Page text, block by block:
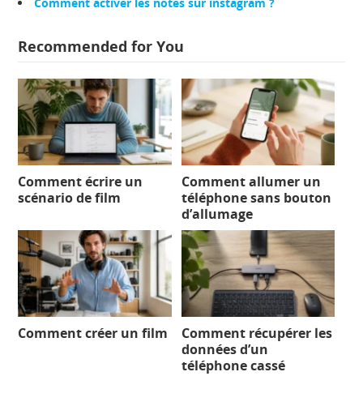
Recommended for You
Comment écrire un
scénario de film
Comment allumer un
téléphone sans bouton
d’allumage
Comment créer un film
Comment récupérer les
données d’un
téléphone cassé